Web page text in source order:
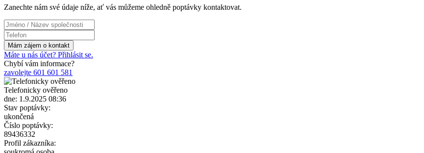
Zanechte nám své údaje níže, ať vás můžeme ohledně poptávky kontaktovat.
Máte u nás účet? Přihlásit se.
Chybí vám informace?
zavolejte 601 601 581
Telefonicky ověřeno
dne: 1.9.2025 08:36
Stav poptávky:
ukončená
Číslo poptávky:
89436332
Profil zákazníka: